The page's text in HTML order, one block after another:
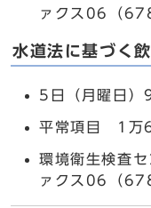
ァクス06（
水道法に基づく
5日（月曜日
平常項目 1万
環境衛生検査
ァクス06（